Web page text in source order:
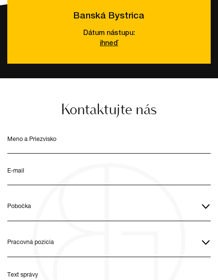
Banská Bystrica
Dátum nástupu:
ihneď
Kontaktujte nás
Meno a Priezvisko
E-mail
Text správy